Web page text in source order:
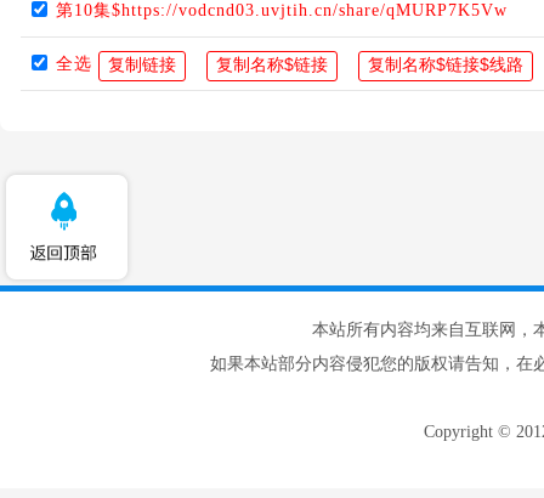
第10集$https://vodcnd03.uvjtih.cn/share/qMURP7K5Vw
全选
本站所有内容均来自互联网，
如果本站部分内容侵犯您的版权请告知，在
Copyright ©